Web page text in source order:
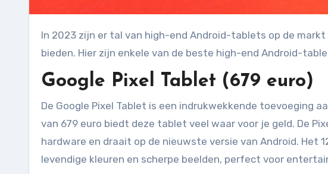
In 2023 zijn er tal van high-end Android-tablets op de markt die indrukwekkende specificaties en functies
bieden. Hier zijn enkele van de beste high-end Android-
Google Pixel Tablet (679 euro)
De Google Pixel Tablet is een indrukwekkende toevoeging
van 679 euro biedt deze tablet veel waar voor je geld. De
hardware en draait op de nieuwste versie van Android. Het
levendige kleuren en scherpe beelden, perfect voor